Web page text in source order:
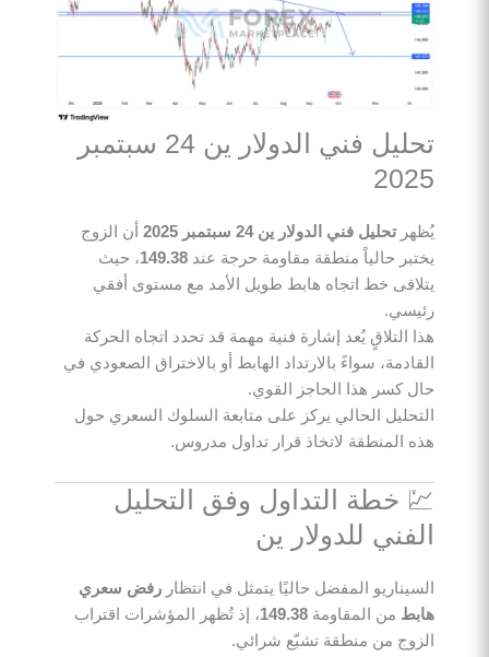
تحليل فني الدولار ين 24 سبتمبر
2025
يُظهرتحليل فني الدولار ين 24 سبتمبر 2025
أن الزوج
يختبر حالياً منطقة مقاومة حرجة عند 149.38، حيث
يتلاقى خط اتجاه هابط طويل الأمد مع مستوى أفقي
رئيسي.
هذا التلاقٍ يُعد إشارة فنية مهمة قد تحدد اتجاه الحركة
القادمة، سواءً بالارتداد الهابط أو بالاختراق الصعودي في
حال كسر هذا الحاجز القوي.
التحليل الحالي يركز على متابعة السلوك السعري حول
هذه المنطقة لاتخاذ قرار تداول مدروس.
💹 خطة التداول وفق التحليل
الفني للدولار ين
السيناريو المفضل حاليًا يتمثل في انتظار رفض سعري
هابط من المقاومة 149.38، إذ تُظهر المؤشرات اقتراب
الزوج من منطقة تشبّع شرائي.